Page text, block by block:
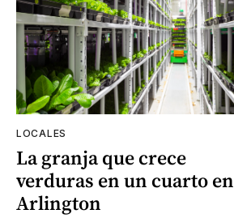
LOCALES
La granja que crece
verduras en un cuarto en
Arlington